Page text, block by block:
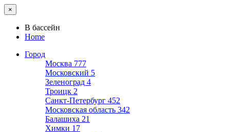
×
В бассейн
Home
Город
Москва 777
Московский 5
Зеленоград 4
Троицк 2
Санкт-Петербург 452
Московская область 342
Балашиха 21
Химки 17